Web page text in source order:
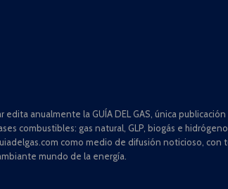
edita anualmente la GUÍA DEL GAS, única publicación
combustibles: gas natural, GLP, biogás e
como medio de difusión noticioso, con
mundo de la energía.